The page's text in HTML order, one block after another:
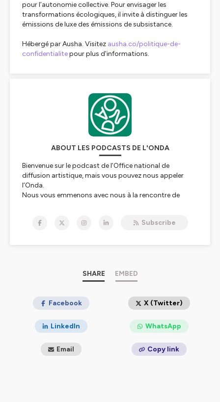
pour l’autonomie collective. Pour envisager les
transformations écologiques, il invite à distinguer les
émissions de luxe des émissions de subsistance.
Hébergé par Ausha. Visitez ausha.co/politique-de-
confidentialitepour plus d'informations.
ABOUT LES PODCASTS DE L'ONDA
Bienvenue sur le podcast de l’Office national de
diffusion artistique, mais vous pouvez nous appeler
l’Onda.
Nous vous emmenons avec nous à la rencontre de
À l'Onda, ce qui nous anime et fait vibrer c’est de
Pour en savoir plus sur nous et sur notre actualité,
onda.fr
Hébergé par Ausha. Visitez
ausha.co/politique-de-
Subscribe
SHARE EMBED
Facebook X (Twitter)
LinkedIn WhatsApp
Email Copy link